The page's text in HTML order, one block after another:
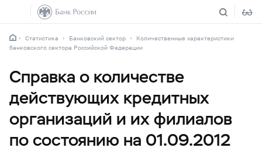
Статистика Банковский сектор
Количественные характеристики
банковского сектора Российской Федерации
Справка о количестве
действующих кредитных
организаций и их филиалов
по состоянию на 01.09.2012